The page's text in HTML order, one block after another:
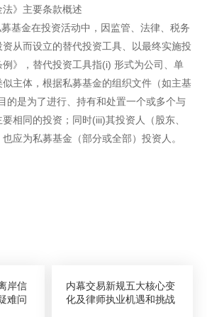
》主要条款概述
基金在投资活动中，因监管、法律、税务
从而设立的替代投资工具、以最终实施投
》，替代投资工具指(i) 形式为公司、单
主体，根据私募基金的组织文件（如主基
的是为了进行、持有和处置一个或多个与
相同的投资；同时(iii)其投资人（股东、
应为私募基金（部分或全部）投资人。
岸信
难问
内幕交易新规五大核心变
化及律师执业机遇和挑战